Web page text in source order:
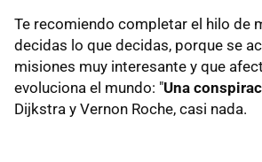
Te recomiendo completar el hilo de
decidas lo que decidas, porque se
misiones muy interesante y que
evoluciona el mundo: "Una
Dijkstra y Vernon Roche, casi nada.